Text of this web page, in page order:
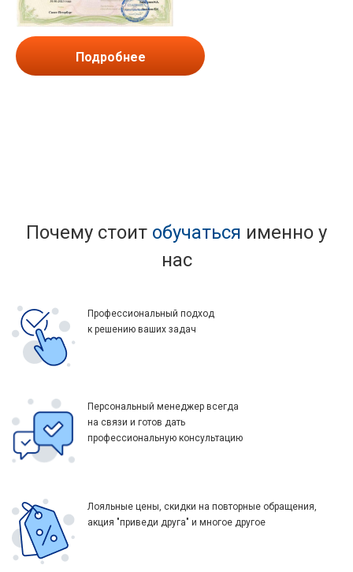
Подробнее
Почему стоит обучаться именно у
нас
Профессиональный подход
к решению ваших задач
Персональный менеджер всегда
на связи и готов дать
профессиональную консультацию
Лояльные цены, скидки на повторные обращения,
акция "приведи друга" и многое другое